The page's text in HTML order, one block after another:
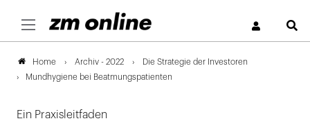
Home Archiv - 2022
Die Strategie der Investoren
Mundhygiene bei Beatmungspatienten
Ein Praxisleitfaden